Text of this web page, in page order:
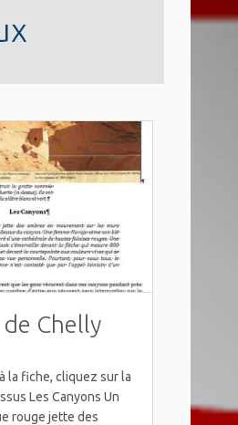
de Chelly
la fiche, cliquez sur la
Les Canyons Un
rouge jette des